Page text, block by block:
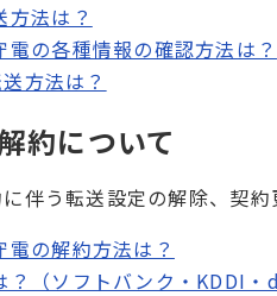
方法は？
電の各種情報の確認方法は？
方法は？
約について
伴う転送設定の解除、契約
電の解約方法は？
？（ソフトバンク・KDDI